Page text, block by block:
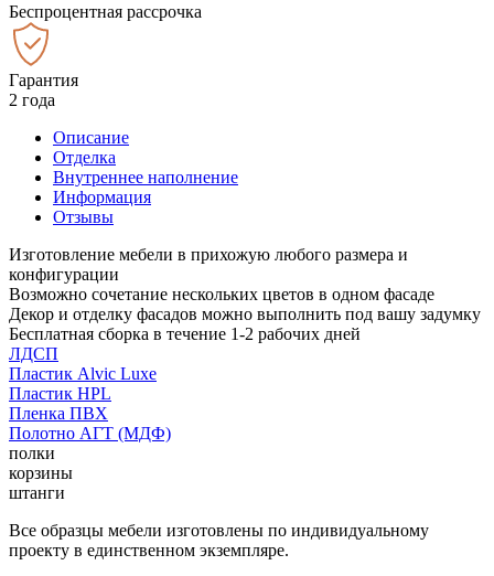
Беспроцентная рассрочка
Гарантия
2 года
Описание
Отделка
Внутреннее наполнение
Информация
Отзывы
Изготовление мебели в прихожую любого размера и
конфигурации
Возможно сочетание нескольких цветов в одном фасаде
Декор и отделку фасадов можно выполнить под вашу задумку
Бесплатная сборка в течение 1-2 рабочих дней
ЛДСП
Пластик Alvic Luxe
Пластик HPL
Пленка ПВХ
Полотно АГТ (МДФ)
полки
корзины
штанги
Все образцы мебели изготовлены по индивидуальному
проекту в единственном экземпляре.